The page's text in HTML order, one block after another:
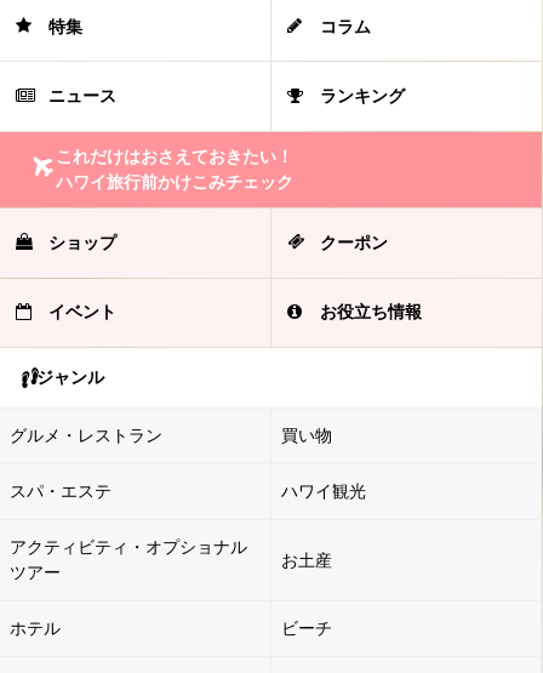
特集 コラム
ニュース ランキング
これだけはおさえておきたい！
ハワイ旅行前かけこみチェック
ショップ クーポン
イベント お役立ち情報
ジャンル
グルメ・レストラン 買い物
スパ・エステ ハワイ観光
アクティビティ・オプショナル
ツアー
お土産
ホテル ビーチ